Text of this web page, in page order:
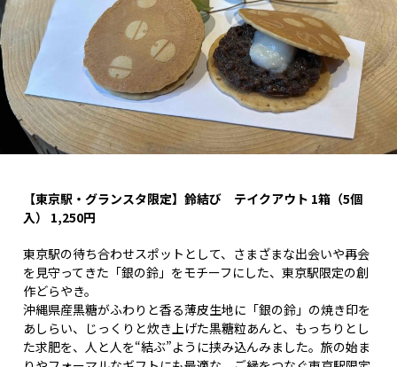
【東京駅・グランスタ限定】鈴結び テイクアウト 1箱（5個
入） 1,250円
東京駅の待ち合わせスポットとして、さまざまな出会いや再会
を見守ってきた「銀の鈴」をモチーフにした、東京駅限定の創
作どらやき。
沖縄県産黒糖がふわりと香る薄皮生地に「銀の鈴」の焼き印を
あしらい、じっくりと炊き上げた黒糖粒あんと、もっちりとし
た求肥を、人と人を“結ぶ”ように挟み込んみました。旅の始ま